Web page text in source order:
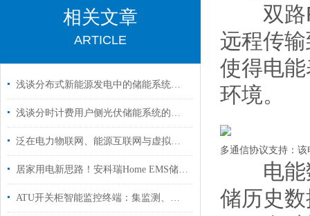
相关文章
ARTICLE
浅谈分布式新能源发电中的储能系统能量管理分析
浅谈分时计费用户侧光伏储能系统的研究与探讨
泛在电力物联网、能源互联网与虚拟电厂
居家用电新思路！安科瑞Home EMS储能：降能耗、保供电、轻松领补贴！
ATU开关柜智能监控终端：集监测、预警、顺控于一体
双路
远程传
使得电
环境。
多通信协议支持：
电能数
储历史